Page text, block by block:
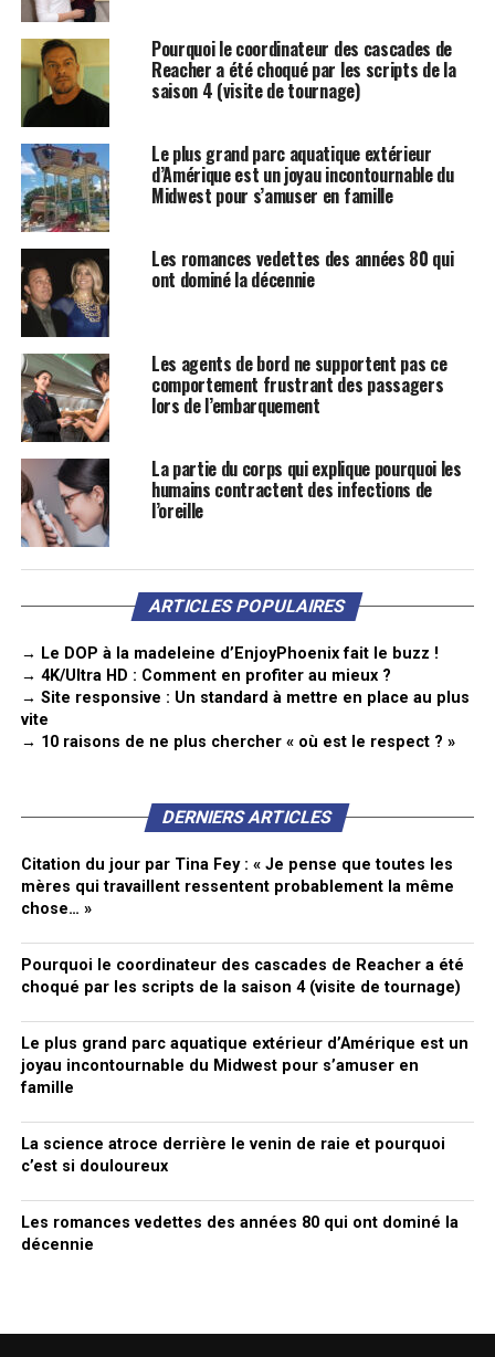
Pourquoi le coordinateur des cascades de
Reacher a été choqué par les scripts de la
saison 4 (visite de tournage)
Le plus grand parc aquatique extérieur
d’Amérique est un joyau incontournable du
Midwest pour s’amuser en famille
Les romances vedettes des années 80 qui
ont dominé la décennie
Les agents de bord ne supportent pas ce
comportement frustrant des passagers
lors de l’embarquement
La partie du corps qui explique pourquoi les
humains contractent des infections de
l’oreille
ARTICLES POPULAIRES
→ Le DOP à la madeleine d’EnjoyPhoenix fait le buzz !
→ 4K/Ultra HD : Comment en profiter au mieux ?
→ Site responsive : Un standard à mettre en place au plus
vite
→ 10 raisons de ne plus chercher « où est le respect ? »
DERNIERS ARTICLES
Citation du jour par Tina Fey : « Je pense que toutes les
mères qui travaillent ressentent probablement la même
chose… »
Pourquoi le coordinateur des cascades de Reacher a été
choqué par les scripts de la saison 4 (visite de tournage)
Le plus grand parc aquatique extérieur d’Amérique est un
joyau incontournable du Midwest pour s’amuser en
famille
La science atroce derrière le venin de raie et pourquoi
c’est si douloureux
Les romances vedettes des années 80 qui ont dominé la
décennie